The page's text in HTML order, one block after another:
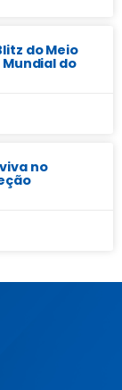
do Meio
do
no